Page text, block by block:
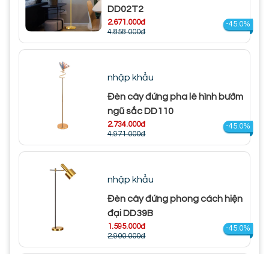
DD02T2
2.671.000đ
4.858.000đ
-45.0%
nhập khẩu
Đèn cây đứng pha lê hình bướm
ngũ sắc DD110
2.734.000đ
4.971.000đ
-45.0%
nhập khẩu
Đèn cây đứng phong cách hiện
đại DD39B
1.595.000đ
2.900.000đ
-45.0%